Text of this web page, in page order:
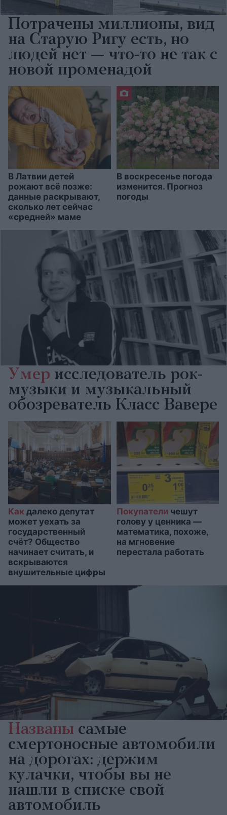
Потрачены миллионы, вид
на Старую Ригу есть, но
людей нет — что-то не так с
новой променадой
В Латвии детей
рожают всё позже:
данные раскрывают,
сколько лет сейчас
«средней» маме
В воскресенье погода
изменится. Прогноз
погоды
Умер исследователь рок-
музыки и музыкальный
обозреватель Класс Вавере
Как далеко депутат
может уехать за
государственный
счёт? Общество
начинает считать, и
вскрываются
внушительные цифры
Покупатели чешут
голову у ценника —
математика, похоже,
на мгновение
перестала работать
Названы самые
смертоносные автомобили
на дорогах: держим
кулачки, чтобы вы не
нашли в списке свой
автомобиль